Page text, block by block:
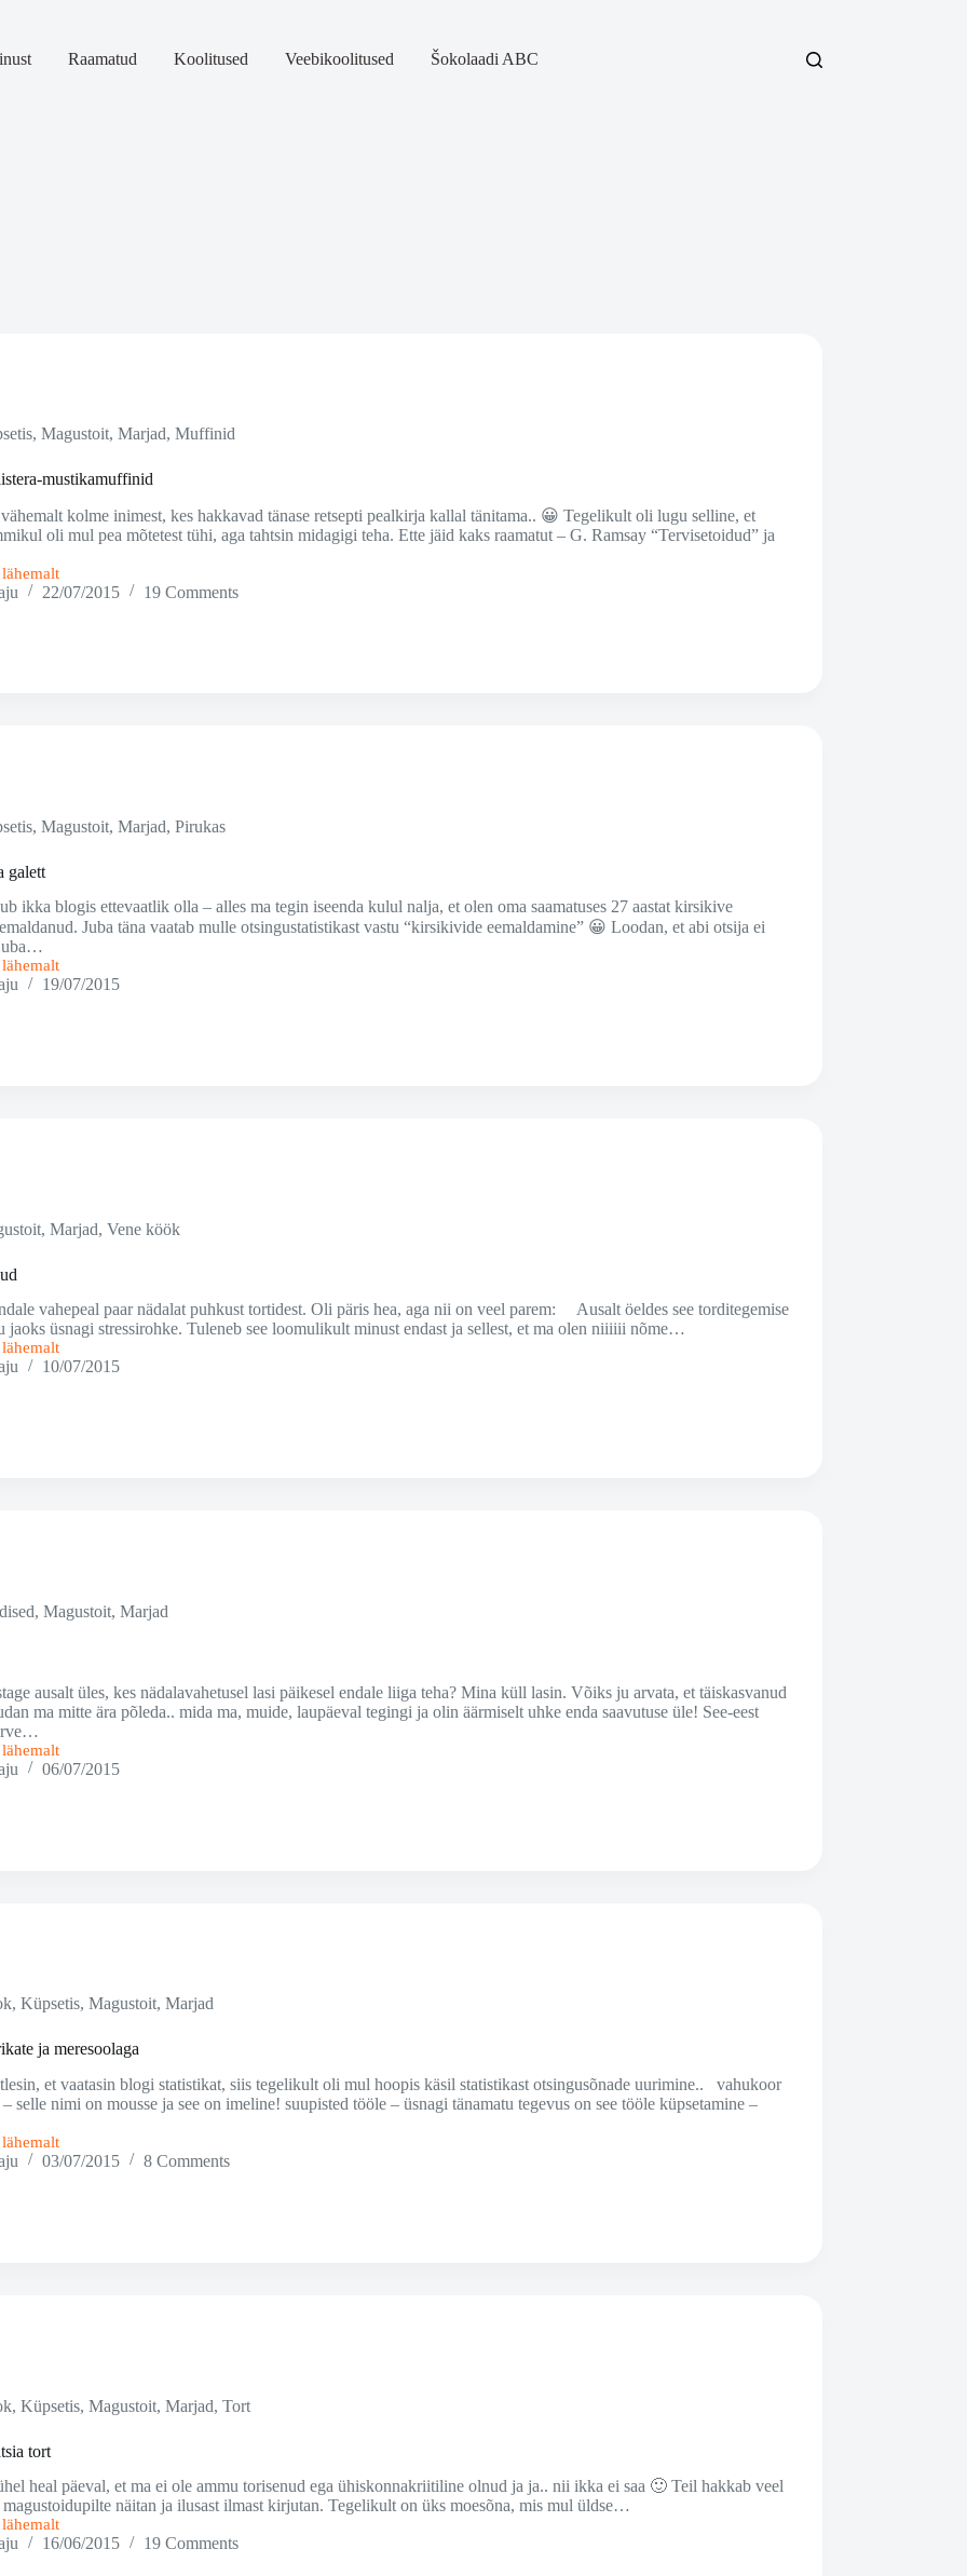
Raamatud Koolitused Veebikoolitused Šokolaadi ABC
,Magustoit,Marjad,Muffinid
mustikamuffinid
kolme inimest, kes hakkavad tänase retsepti pealkirja kallal tänitama.. 😀 Tegelikult oli lugu selline, et
oli mul pea mõtetest tühi, aga tahtsin midagigi teha. Ette jäid kaks raamatut – G. Ramsay “Tervisetoidud” ja
22/07/2015 19 Comments
,Magustoit,Marjad,Pirukas
galett
ikka blogis ettevaatlik olla – alles ma tegin iseenda kulul nalja, et olen oma saamatuses 27 aastat kirsikive
Juba täna vaatab mulle otsingustatistikast vastu “kirsikivide eemaldamine” 😀 Loodan, et abi otsija ei
19/07/2015
,Marjad,Vene köök
vahepeal paar nädalat puhkust tortidest. Oli päris hea, aga nii on veel parem: Ausalt öeldes see torditegemise
jaoks üsnagi stressirohke. Tuleneb see loomulikult minust endast ja sellest, et ma olen niiiiii nõme…
10/07/2015
,Magustoit,Marjad
ausalt üles, kes nädalavahetusel lasi päikesel endale liiga teha? Mina küll lasin. Võiks ju arvata, et täiskasvanud
ma mitte ära põleda.. mida ma, muide, laupäeval tegingi ja olin äärmiselt uhke enda saavutuse üle! See-eest
06/07/2015
,Küpsetis,Magustoit,Marjad
ja meresoolaga
et vaatasin blogi statistikat, siis tegelikult oli mul hoopis käsil statistikast otsingusõnade uurimine.. vahukoor
selle nimi on mousse ja see on imeline! suupisted tööle – üsnagi tänamatu tegevus on see tööle küpsetamine –
03/07/2015 8 Comments
,Küpsetis,Magustoit,Marjad,Tort
tort
heal päeval, et ma ei ole ammu torisenud ega ühiskonnakriitiline olnud ja ja.. nii ikka ei saa 🙂 Teil hakkab veel
näitan ja ilusast ilmast kirjutan. Tegelikult on üks moesõna, mis mul üldse…
16/06/2015 19 Comments